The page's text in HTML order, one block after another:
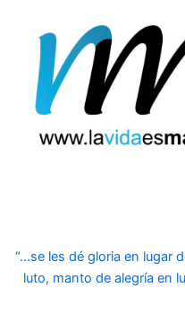
contenido
“...se les dé gloria en lugar
luto, manto de alegría en